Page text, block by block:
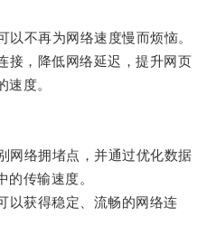
不再为网络速度慢而烦恼。
，降低网络延迟，提升网页
度。
络拥堵点，并通过优化数据
传输速度。
获得稳定、流畅的网络连